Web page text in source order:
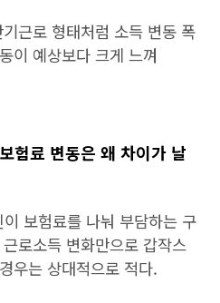
근로 형태처럼 소득 변동 폭
이 예상보다 크게 느껴
험료 변동은 왜 차이가 날
보험료를 나눠 부담하는 구
로소득 변화만으로 갑작스
우는 상대적으로 적다.